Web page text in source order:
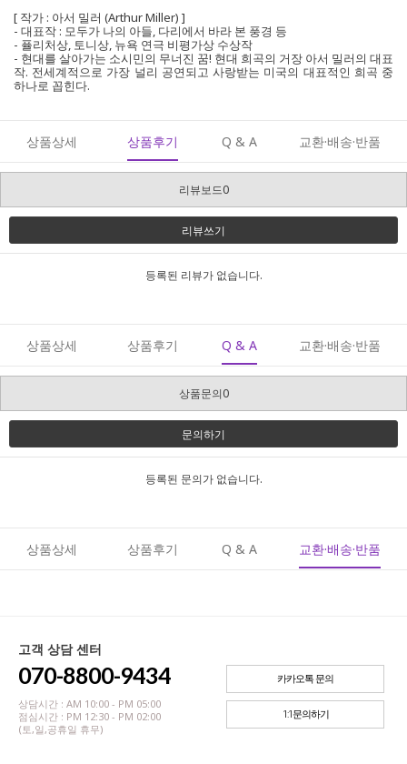
[ 작가 : 아서 밀러 (Arthur Miller) ]
- 대표작 : 모두가 나의 아들, 다리에서 바라 본 풍경 등
- 퓰리처상, 토니상, 뉴욕 연극 비평가상 수상작
- 현대를 살아가는 소시민의 무너진 꿈! 현대 희곡의 거장 아서 밀러의 대표
작. 전세계적으로 가장 널리 공연되고 사랑받는 미국의 대표적인 희곡 중
하나로 꼽힌다.
상품상세 상품후기 Q & A 교환·배송·반품
리뷰보드0
리뷰쓰기
등록된 리뷰가 없습니다.
상품상세 상품후기 Q & A 교환·배송·반품
상품문의0
문의하기
등록된 문의가 없습니다.
상품상세 상품후기 Q & A 교환·배송·반품
고객 상담 센터
070-8800-9434
상담시간 : AM 10:00 - PM 05:00
점심시간 : PM 12:30 - PM 02:00
(토,일,공휴일 휴무)
카카오톡 문의
1:1문의하기